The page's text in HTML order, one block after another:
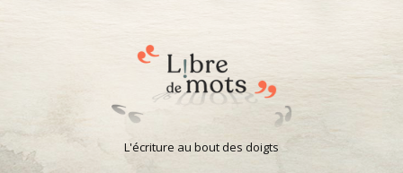
L'écriture au bout des doigts